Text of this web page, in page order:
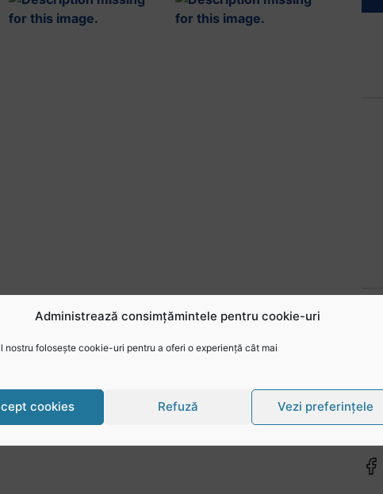
Administrează consimțămintele pentru cookie-uri
nostru folosește cookie-uri pentru a oferi o experiență cât mai
cookies Refuză Vezi preferințele